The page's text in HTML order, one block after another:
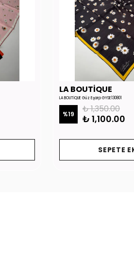
LA BOUTİQUE
LA BOUTİQUE Güz Eşarp GYSE130801
%19 ₺ 1,350.00
₺ 1,100.00
SEPETE